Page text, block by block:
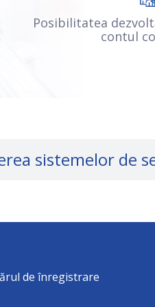
Posibilitatea
contul
sistemelor de
precum și
de înregistrare